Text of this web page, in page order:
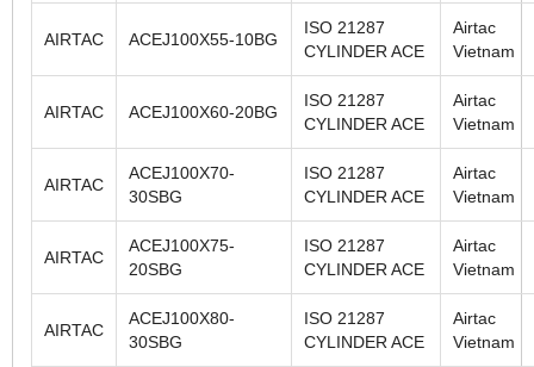
AIRTAC ACEJ100X55-10BG
ISO 21287
CYLINDER ACE
Airtac
Vietnam
AIRTAC ACEJ100X60-20BG
ISO 21287
CYLINDER ACE
Airtac
Vietnam
AIRTAC
ACEJ100X70-
30SBG
ISO 21287
CYLINDER ACE
Airtac
Vietnam
AIRTAC
ACEJ100X75-
20SBG
ISO 21287
CYLINDER ACE
Airtac
Vietnam
AIRTAC
ACEJ100X80-
30SBG
ISO 21287
CYLINDER ACE
Airtac
Vietnam